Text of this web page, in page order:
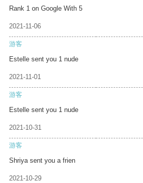
Rank 1 on Google With 5
2021-11-06
游客
Estelle sent you 1 nude
2021-11-01
游客
Estelle sent you 1 nude
2021-10-31
游客
Shriya sent you a frien
2021-10-29